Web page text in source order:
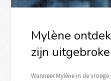
Mylène
zijn
Wanneer Mylène in de